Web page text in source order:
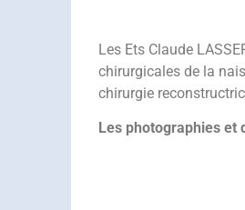
Les Ets Claude
chirurgicales de la
chirurgie
Les photographies et